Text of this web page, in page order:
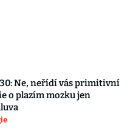
Ne, neřídí vás primitivní
o plazím mozku jen